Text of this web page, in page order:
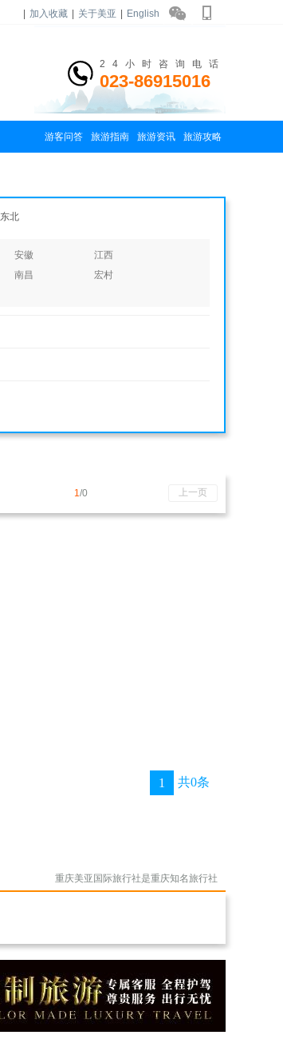
加入收藏 关于美亚 English
24小时咨询电话
023-86915016
游客问答 旅游指南 旅游资讯 旅游攻略
东北
安徽
江西
南昌
宏村
1/0 上一页
共0条
1
重庆美亚国际旅行社是重庆知名旅行社